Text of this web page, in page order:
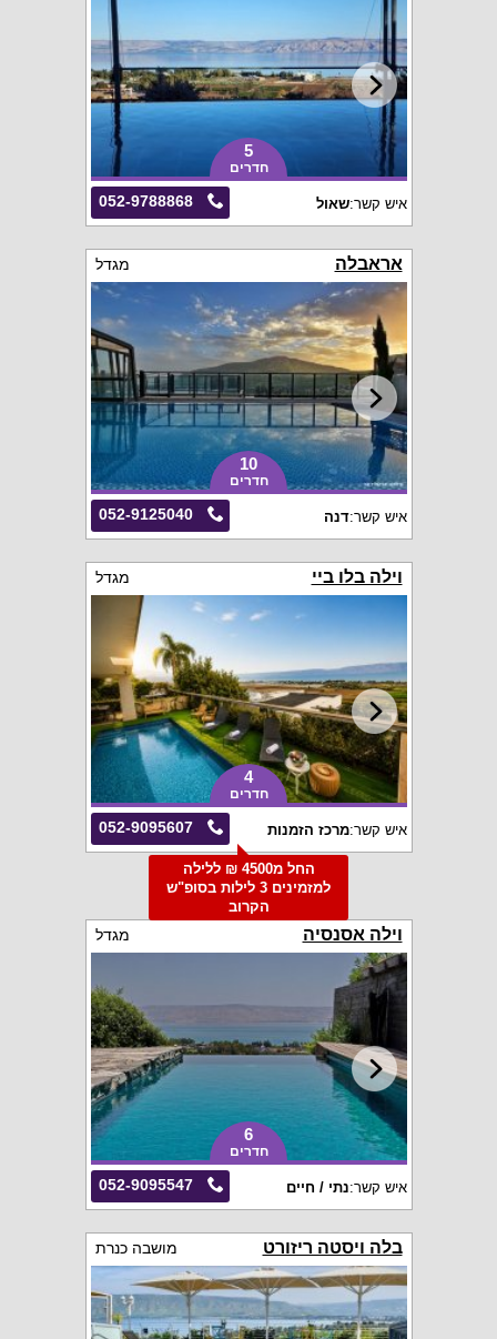
5
חדרים
052-9788868 איש קשר:שאול
אראבלה מגדל
10
חדרים
052-9125040 איש קשר:דנה
וילה בלו ביי מגדל
4
חדרים
052-9095607 איש קשר:מרכז הזמנות
החל מ4500 ₪ ללילה
למזמינים 3 לילות בסופ"ש
הקרוב
וילה אסנסיה מגדל
6
חדרים
052-9095547 איש קשר:נתי / חיים
בלה ויסטה ריזורט מושבה כנרת